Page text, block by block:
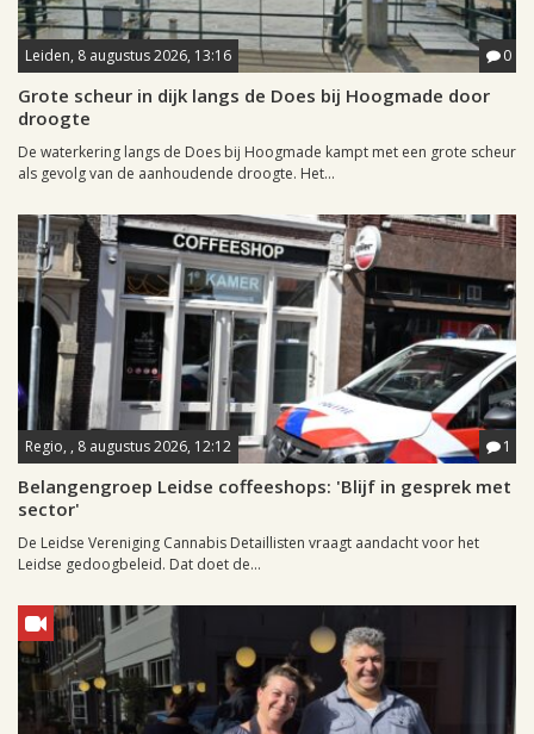
Leiden, 8 augustus 2026, 13:16 0
Grote scheur in dijk langs de Does bij Hoogmade door
droogte
De waterkering langs de Does bij Hoogmade kampt met een grote scheur
als gevolg van de aanhoudende droogte. Het...
Regio, , 8 augustus 2026, 12:12 1
Belangengroep Leidse coffeeshops: 'Blijf in gesprek met
sector'
De Leidse Vereniging Cannabis Detaillisten vraagt aandacht voor het
Leidse gedoogbeleid. Dat doet de...